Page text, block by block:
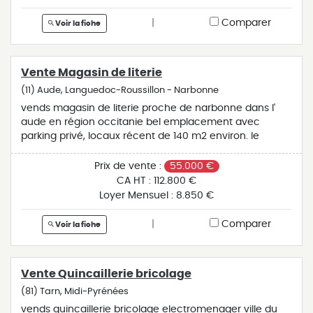
déductible). prix de vente du fonds de commerce :
109.000€. réf.: a3093er
Voir la fiche Comparer
Vente Magasin de literie
(11) Aude, Languedoc-Roussillon - Narbonne
vends magasin de literie proche de narbonne dans l'
aude en région occitanie bel emplacement avec
parking privé, locaux récent de 140 m2 environ. le
leaders du marché (bultex, épéda, merinos, simmons,
technilat et thiriez). chiffre d'affaires atteint 150.000€ .
affaire à développer. plus de renseignements sur
l’acquéreur (ht amortissable et tva déductible). prix du
fonds de commerce : 59.000€. réf.: a2965jmb
Prix de vente :
55.000 €
CA HT : 112.800 €
Loyer Mensuel : 8.850 €
Voir la fiche Comparer
Vente Quincaillerie bricolage
(81) Tarn, Midi-Pyrénées
vends quincaillerie bricolage electromenager ville du